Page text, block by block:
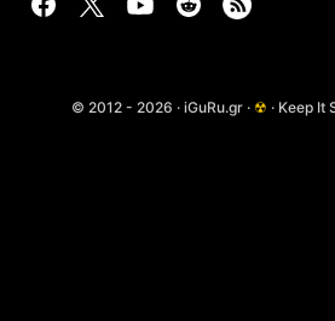
© 2012 - 2026 · iGuRu.gr · ☢ · Keep It